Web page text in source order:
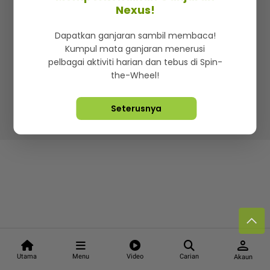
Utama Menu Video Carian
person
Akaun
Iklan di SMG360
Terma & Syarat Dasar Privasi
Lebih hot, viral dan sensasi
Hakcipta Terpelihara ©2026. Star Media Group Berhad
Nexus!
Dapatkan ganjaran sambil membaca!
Kumpul mata ganjaran menerusi
pelbagai aktiviti harian dan tebus di Spin-
the-Wheel!
Seterusnya